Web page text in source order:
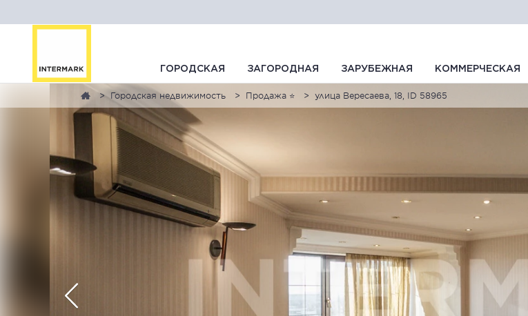
ГОРОДСКАЯ ЗАГОРОДНАЯ ЗАРУБЕЖНАЯ КОММЕРЧЕСКАЯ
Городская недвижимость Продажа ⭐ улица Вересаева, 18, ID 58965